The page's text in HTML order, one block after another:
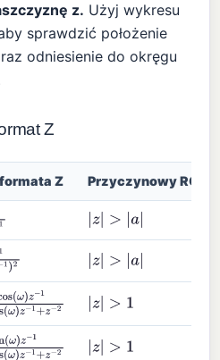
z. Użyj wykresu
sprawdzić położenie
odniesienie do okręgu
Z
Z Przyczynowy ROC
|z >| a|
−a |z >| a|
ω)z−11−2 (ω z− 1+
|z >1
)z−11−2cos )z 1+ z−
|z >1